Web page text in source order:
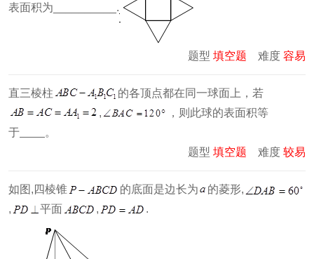
表面积为__________.
题型 填空题 难度 容易
直三棱柱
的各顶点都在同一球面上，若
,
，则此球的表面积等
于
。
题型 填空题 难度 较易
如图,四棱锥 的底面是边长为
的菱形,
,
平面 , .